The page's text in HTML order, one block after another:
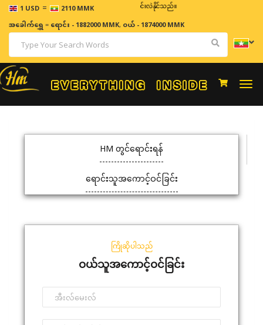
1 USD = 2110 MMK
ဈေးနှုန်းများသည် အချိန်နှင့် အမျှပြောင်းလဲနိုင်သည်။
အခေါက်ရွှေ=ရောင်း - 1882000 MMK, ဝယ် - 1874000 MMK
HM တွင်ရောင်းရန်
ရောင်းသူအကောင့်ဝင်ခြင်း
ကြိုဆိုပါသည်
ဝယ်သူအကောင့်ဝင်ခြင်း